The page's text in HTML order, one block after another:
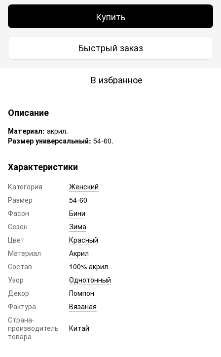
Купить
Быстрый заказ
В избранное
Описание
Материал: акрил.
Размер универсальный: 54-60.
Характеристики
Категория
Женский
Размер
54-60
Фасон
Бини
Сезон
Зима
Цвет
Красный
Материал
Акрил
Состав
100% акрил
Узор
Однотонный
Декор
Помпон
Фактура
Вязаная
Страна-
производитель
товара
Китай